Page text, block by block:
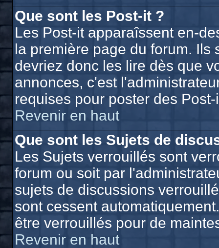
Que sont les Post-it ?
Les Post-it apparaîssent en-
la première page du forum. Ils
devriez donc les lire dès que
annonces, c'est
requises pour poster des
Revenir en haut
Que sont les Sujets de
Les Sujets verrouillés sont
forum ou soit par
sujets de discussions
sont cessent
être verrouillés pour de
Revenir en haut